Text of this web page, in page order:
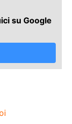
su Google